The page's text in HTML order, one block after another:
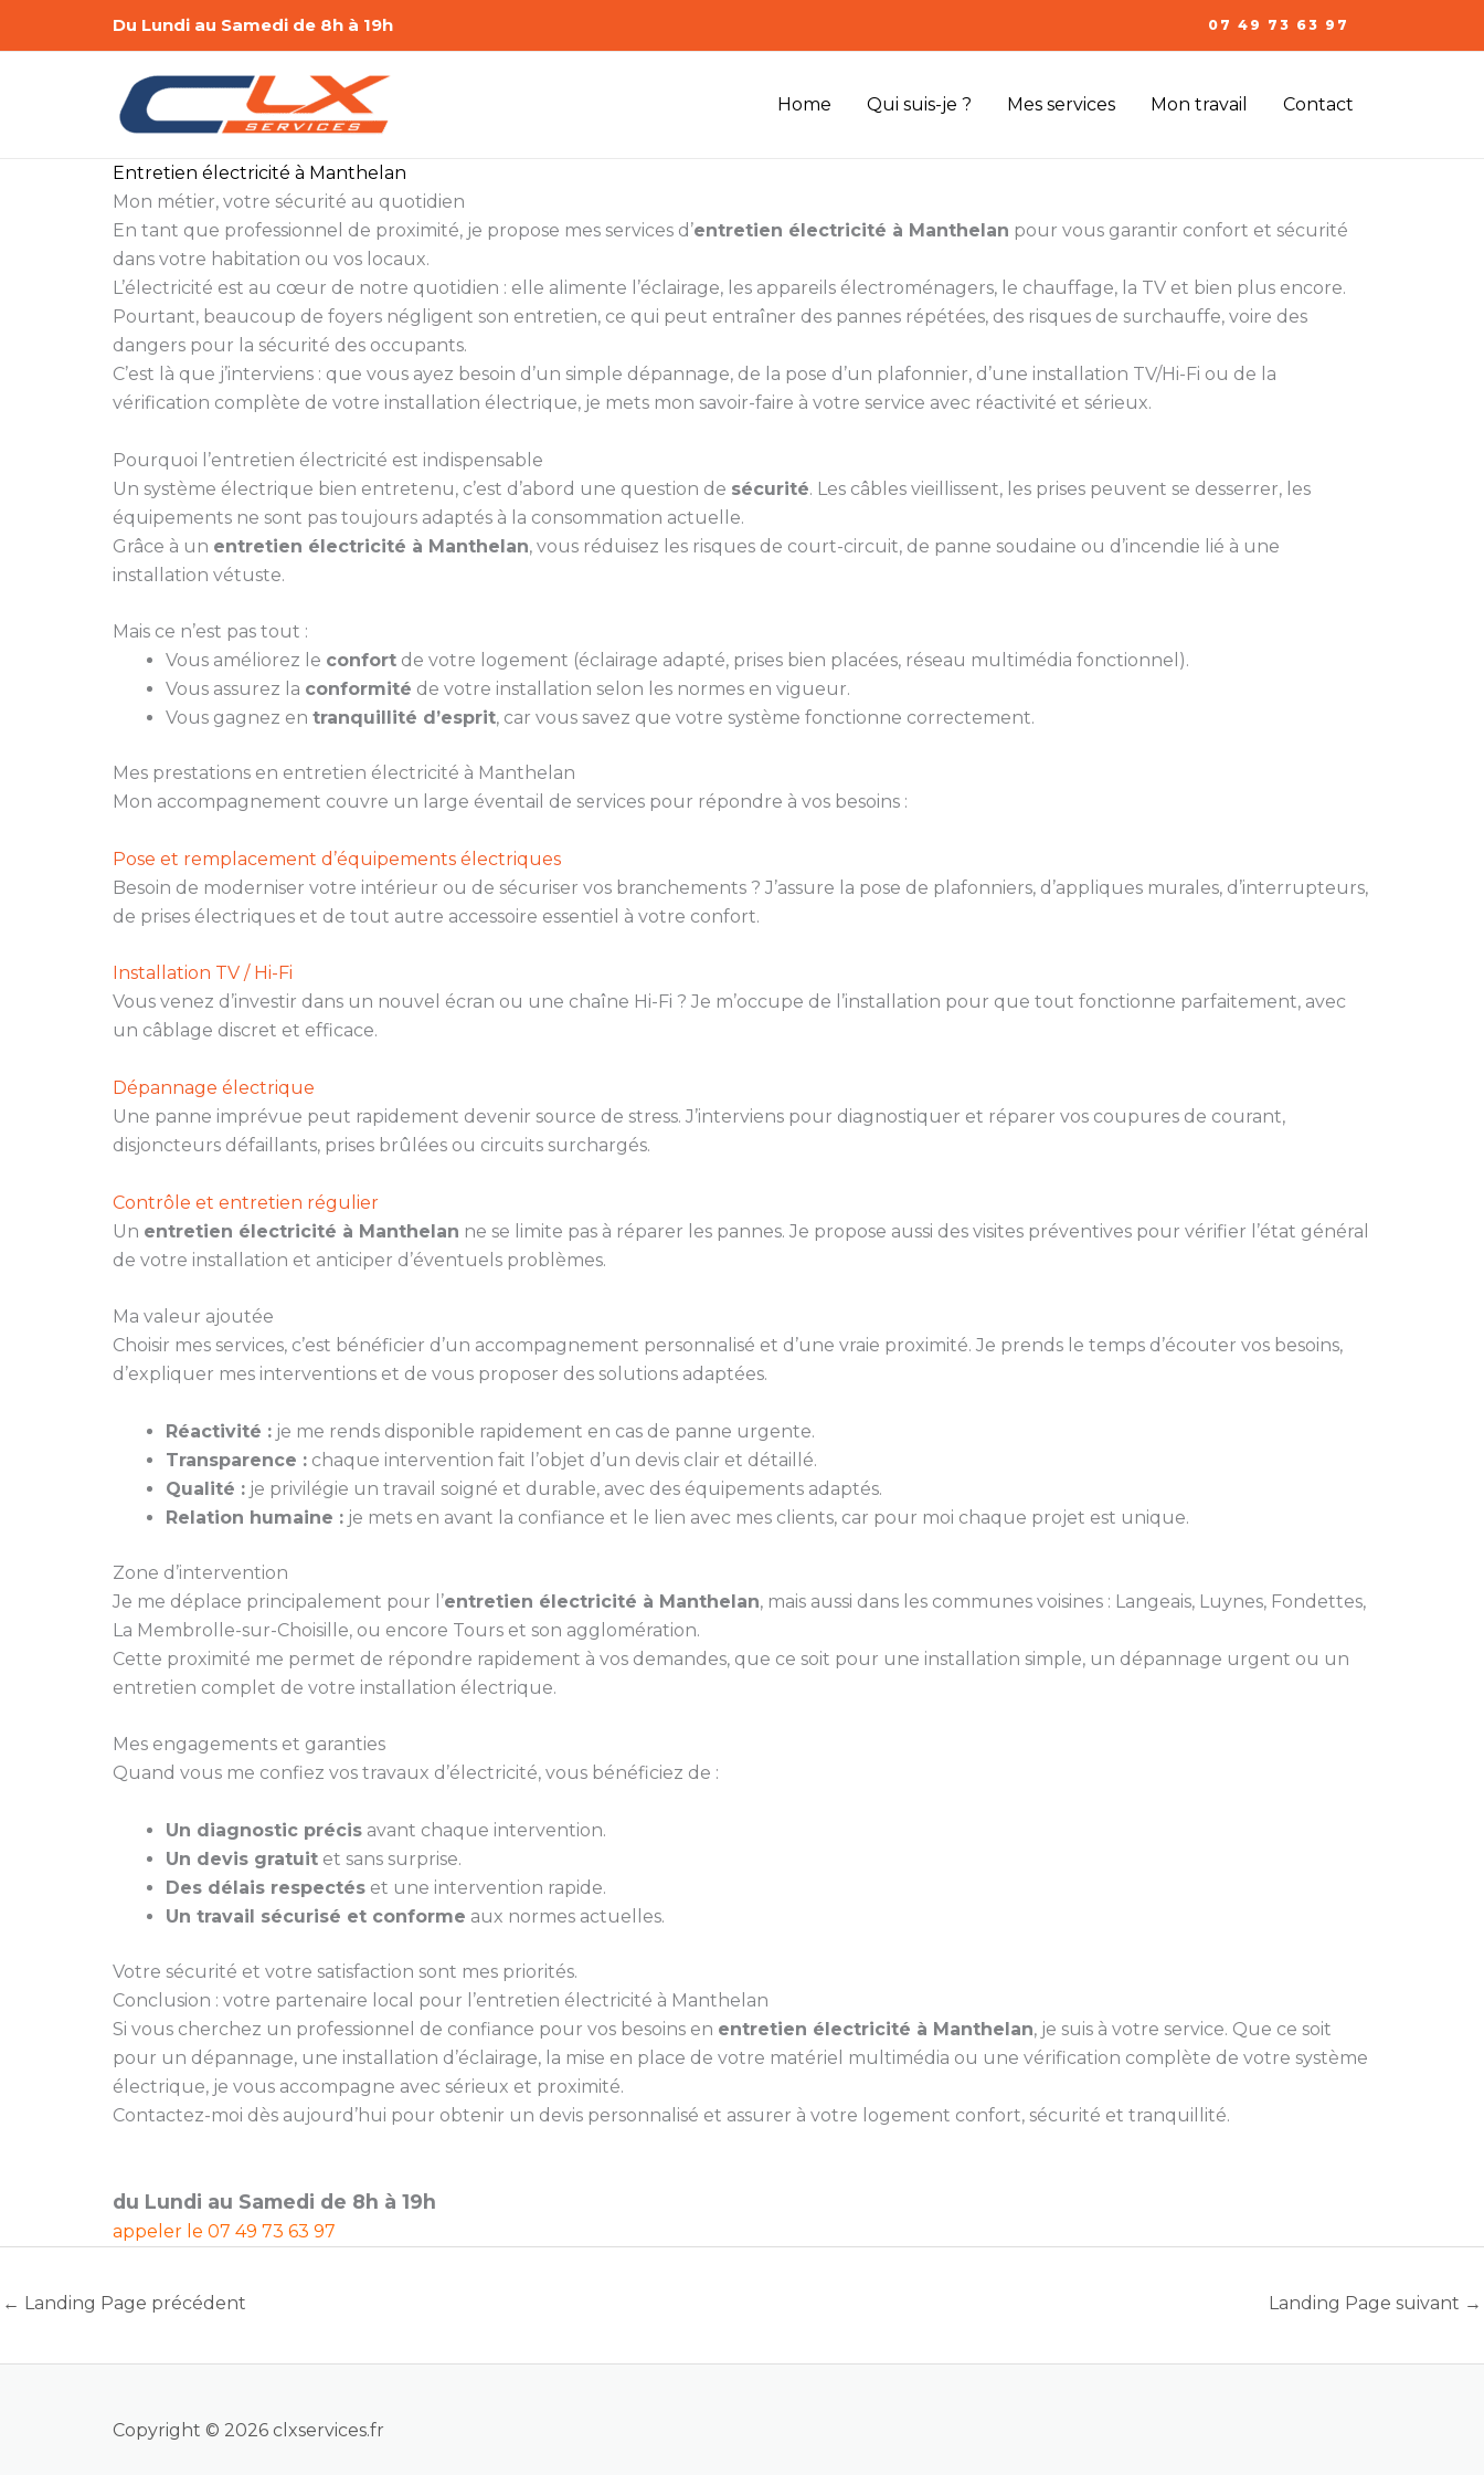
Du Lundi au Samedi de 8h à 19h 07 49 73 63 97
Home Qui suis-je ? Mes services Mon travail Contact
Entretien électricité à Manthelan
Mon métier, votre sécurité au quotidien
En tant que professionnel de proximité, je propose mes services d’entretien électricité à Manthelan pour vous garantir confort et sécurité
dans votre habitation ou vos locaux.
L’électricité est au cœur de notre quotidien : elle alimente l’éclairage, les appareils électroménagers, le chauffage, la TV et bien plus encore.
Pourtant, beaucoup de foyers négligent son entretien, ce qui peut entraîner des pannes répétées, des risques de surchauffe, voire des
dangers pour la sécurité des occupants.
C’est là que j’interviens : que vous ayez besoin d’un simple dépannage, de la pose d’un plafonnier, d’une installation TV/Hi-Fi ou de la
vérification complète de votre installation électrique, je mets mon savoir-faire à votre service avec réactivité et sérieux.
Pourquoi l’entretien électricité est indispensable
Un système électrique bien entretenu, c’est d’abord une question de sécurité. Les câbles vieillissent, les prises peuvent se desserrer, les
équipements ne sont pas toujours adaptés à la consommation actuelle.
Grâce à un entretien électricité à Manthelan, vous réduisez les risques de court-circuit, de panne soudaine ou d’incendie lié à une
installation vétuste.
Mais ce n’est pas tout :
Vous améliorez le confort de votre logement (éclairage adapté, prises bien placées, réseau multimédia fonctionnel).
Vous assurez la conformité de votre installation selon les normes en vigueur.
Vous gagnez en tranquillité d’esprit, car vous savez que votre système fonctionne correctement.
Mes prestations en entretien électricité à Manthelan
Mon accompagnement couvre un large éventail de services pour répondre à vos besoins :
Pose et remplacement d’équipements électriques
Besoin de moderniser votre intérieur ou de sécuriser vos branchements ? J’assure la pose de plafonniers, d’appliques murales, d’interrupteurs,
de prises électriques et de tout autre accessoire essentiel à votre confort.
Installation TV / Hi-Fi
Vous venez d’investir dans un nouvel écran ou une chaîne Hi-Fi ? Je m’occupe de l’installation pour que tout fonctionne parfaitement, avec
un câblage discret et efficace.
Dépannage électrique
Une panne imprévue peut rapidement devenir source de stress. J’interviens pour diagnostiquer et réparer vos coupures de courant,
disjoncteurs défaillants, prises brûlées ou circuits surchargés.
Contrôle et entretien régulier
Un entretien électricité à Manthelan ne se limite pas à réparer les pannes. Je propose aussi des visites préventives pour vérifier l’état général
de votre installation et anticiper d’éventuels problèmes.
Ma valeur ajoutée
Choisir mes services, c’est bénéficier d’un accompagnement personnalisé et d’une vraie proximité. Je prends le temps d’écouter vos besoins,
d’expliquer mes interventions et de vous proposer des solutions adaptées.
Réactivité : je me rends disponible rapidement en cas de panne urgente.
Transparence : chaque intervention fait l’objet d’un devis clair et détaillé.
Qualité : je privilégie un travail soigné et durable, avec des équipements adaptés.
Relation humaine : je mets en avant la confiance et le lien avec mes clients, car pour moi chaque projet est unique.
Zone d’intervention
Je me déplace principalement pour l’entretien électricité à Manthelan, mais aussi dans les communes voisines : Langeais, Luynes, Fondettes,
La Membrolle-sur-Choisille, ou encore Tours et son agglomération.
Cette proximité me permet de répondre rapidement à vos demandes, que ce soit pour une installation simple, un dépannage urgent ou un
entretien complet de votre installation électrique.
Mes engagements et garanties
Quand vous me confiez vos travaux d’électricité, vous bénéficiez de :
Un diagnostic précis avant chaque intervention.
Un devis gratuit et sans surprise.
Des délais respectés et une intervention rapide.
Un travail sécurisé et conforme aux normes actuelles.
Votre sécurité et votre satisfaction sont mes priorités.
Conclusion : votre partenaire local pour l’entretien électricité à Manthelan
Si vous cherchez un professionnel de confiance pour vos besoins en entretien électricité à Manthelan, je suis à votre service. Que ce soit
pour un dépannage, une installation d’éclairage, la mise en place de votre matériel multimédia ou une vérification complète de votre système
électrique, je vous accompagne avec sérieux et proximité.
Contactez-moi dès aujourd’hui pour obtenir un devis personnalisé et assurer à votre logement confort, sécurité et tranquillité.
du Lundi au Samedi de 8h à 19h
appeler le 07 49 73 63 97
← Landing Page précédent Landing Page suivant →
Copyright © 2026 clxservices.fr